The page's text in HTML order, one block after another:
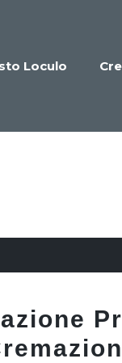
Loculo